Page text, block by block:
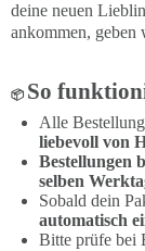
deine neuen
ankommen, geben
📦 So
Alle
liebevoll von
Bestellungen
selben
Sobald dein
automatisch
Bitte prüfe bei